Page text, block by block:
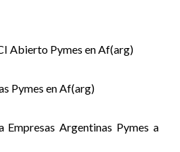
Abierto Pymes en Af(arg)
Pymes en Af(arg)
Empresas Argentinas Pymes a